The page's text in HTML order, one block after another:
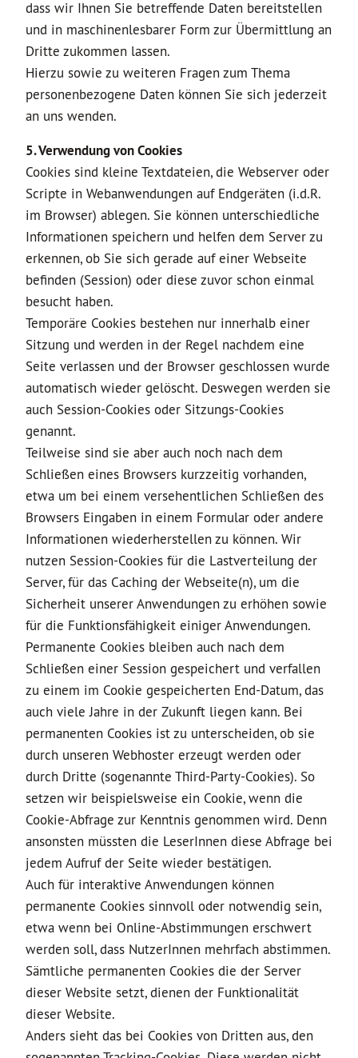
dass wir Ihnen Sie betreffende Daten bereitstellen
und in maschinenlesbarer Form zur Übermittlung an
Dritte zukommen lassen.
Hierzu sowie zu weiteren Fragen zum Thema
personenbezogene Daten können Sie sich jederzeit
an uns wenden.
5. Verwendung von Cookies
Cookies sind kleine Textdateien, die Webserver oder
Scripte in Webanwendungen auf Endgeräten (i.d.R.
im Browser) ablegen. Sie können unterschiedliche
Informationen speichern und helfen dem Server zu
erkennen, ob Sie sich gerade auf einer Webseite
befinden (Session) oder diese zuvor schon einmal
besucht haben.
Temporäre Cookies bestehen nur innerhalb einer
Sitzung und werden in der Regel nachdem eine
Seite verlassen und der Browser geschlossen wurde
automatisch wieder gelöscht. Deswegen werden sie
auch Session-Cookies oder Sitzungs-Cookies
genannt.
Teilweise sind sie aber auch noch nach dem
Schließen eines Browsers kurzzeitig vorhanden,
etwa um bei einem versehentlichen Schließen des
Browsers Eingaben in einem Formular oder andere
Informationen wiederherstellen zu können. Wir
nutzen Session-Cookies für die Lastverteilung der
Server, für das Caching der Webseite(n), um die
Sicherheit unserer Anwendungen zu erhöhen sowie
für die Funktionsfähigkeit einiger Anwendungen.
Permanente Cookies bleiben auch nach dem
Schließen einer Session gespeichert und verfallen
zu einem im Cookie gespeicherten End-Datum, das
auch viele Jahre in der Zukunft liegen kann. Bei
permanenten Cookies ist zu unterscheiden, ob sie
durch unseren Webhoster erzeugt werden oder
durch Dritte (sogenannte Third-Party-Cookies). So
setzen wir beispielsweise ein Cookie, wenn die
Cookie-Abfrage zur Kenntnis genommen wird. Denn
ansonsten müssten die LeserInnen diese Abfrage bei
jedem Aufruf der Seite wieder bestätigen.
Auch für interaktive Anwendungen können
permanente Cookies sinnvoll oder notwendig sein,
etwa wenn bei Online-Abstimmungen erschwert
werden soll, dass NutzerInnen mehrfach abstimmen.
Sämtliche permanenten Cookies die der Server
dieser Website setzt, dienen der Funktionalität
dieser Website.
Anders sieht das bei Cookies von Dritten aus, den